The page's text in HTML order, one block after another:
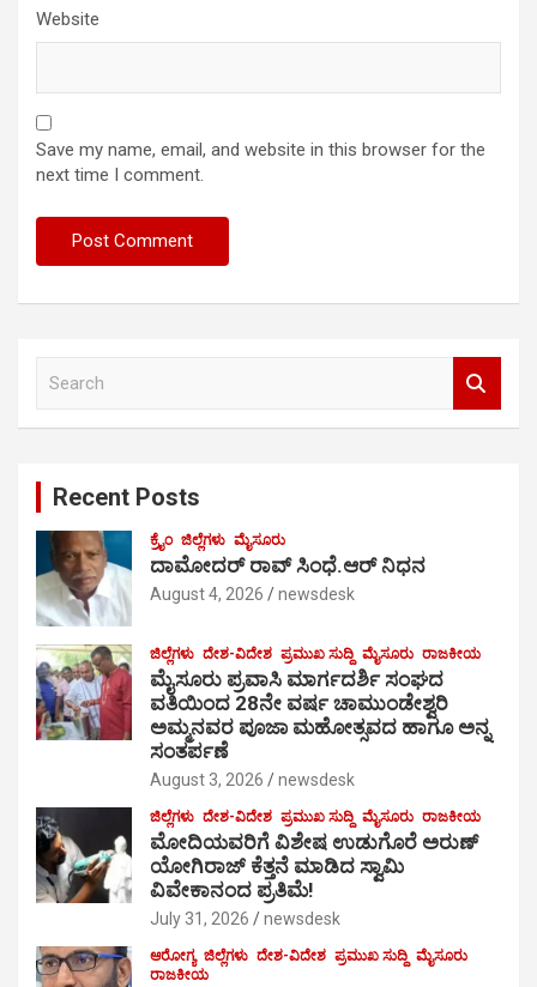
Website
Save my name, email, and website in this browser for the
next time I comment.
Recent Posts
ಕ್ರೈಂ ಜಿಲ್ಲೆಗಳು ಮೈಸೂರು
ದಾಮೋದರ್ ರಾವ್ ಸಿಂಧೆ.ಆರ್ ನಿಧನ
August 4, 2026 newsdesk
ಜಿಲ್ಲೆಗಳು ದೇಶ-ವಿದೇಶ ಪ್ರಮುಖ ಸುದ್ದಿ ಮೈಸೂರು ರಾಜಕೀಯ
ಮೈಸೂರು ಪ್ರವಾಸಿ ಮಾರ್ಗದರ್ಶಿ ಸಂಘದ
ವತಿಯಿಂದ 28ನೇ ವರ್ಷ ಚಾಮುಂಡೇಶ್ವರಿ
ಅಮ್ಮನವರ ಪೂಜಾ ಮಹೋತ್ಸವದ ಹಾಗೂ ಅನ್ನ
ಸಂತರ್ಪಣೆ
August 3, 2026 newsdesk
ಜಿಲ್ಲೆಗಳು ದೇಶ-ವಿದೇಶ ಪ್ರಮುಖ ಸುದ್ದಿ ಮೈಸೂರು ರಾಜಕೀಯ
ಮೋದಿಯವರಿಗೆ ವಿಶೇಷ ಉಡುಗೊರೆ ಅರುಣ್
ಯೋಗಿರಾಜ್ ಕೆತ್ತನೆ ಮಾಡಿದ ಸ್ವಾಮಿ
ವಿವೇಕಾನಂದ ಪ್ರತಿಮೆ!
July 31, 2026 newsdesk
ಆರೋಗ್ಯ ಜಿಲ್ಲೆಗಳು ದೇಶ-ವಿದೇಶ ಪ್ರಮುಖ ಸುದ್ದಿ ಮೈಸೂರು
ರಾಜಕೀಯ